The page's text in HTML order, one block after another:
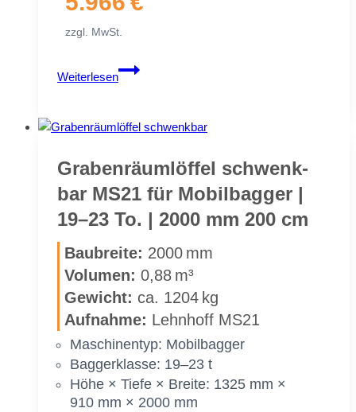
zzgl. MwSt.
Weiterlesen
Gra­
ben­
löf­
starr
für
Mo­
bag­
ger
|
19–
2300 mm
230 cm
Gra­ben­räum­löf­fel schwenk­
bar MS21 für Mo­bil­bag­ger |
19–23 To. | 2000 mm 200 cm
Bau­brei­te: 2000 mm
Vo­lu­men: 0,88 m³
Ge­wicht: ca. 1204 kg
Auf­nah­me: Lehn­hoff MS21
Ma­schi­nen­typ: Mo­bil­bag­ger
Bag­ger­klas­se: 19–23 t
Höhe × Tie­fe × Brei­te: 1325 mm ×
910 mm × 2000 mm